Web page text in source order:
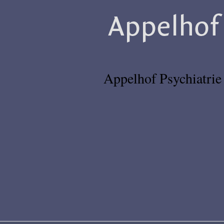
Appelhof
Psychiatrie
Appelhof Psychiatrie